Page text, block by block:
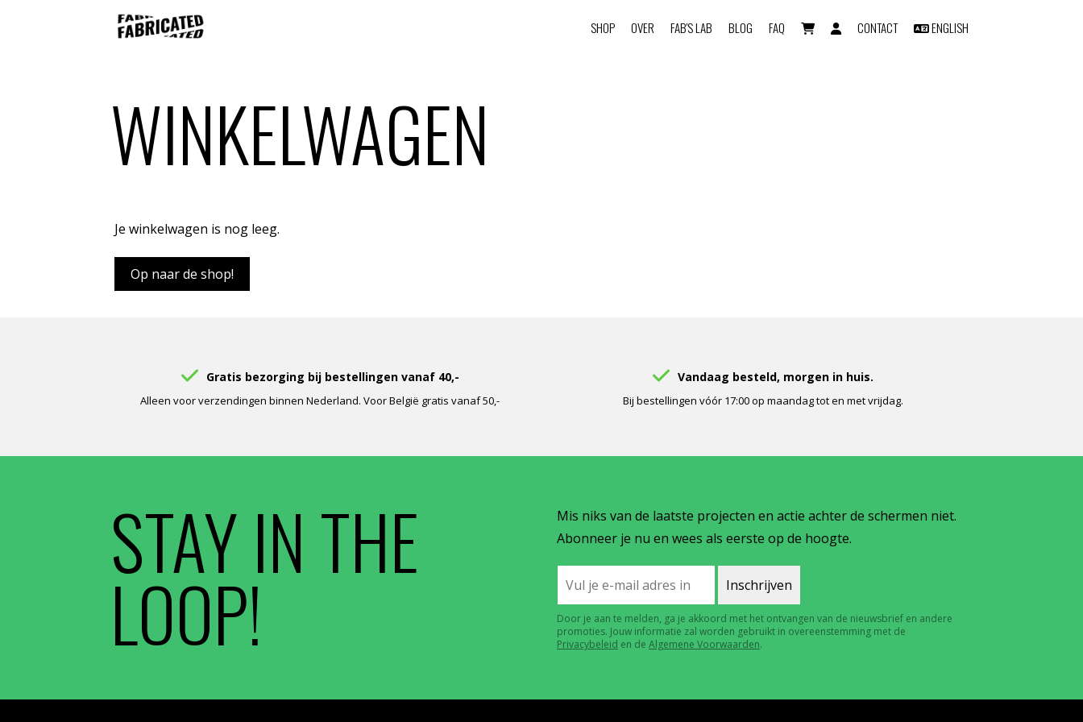
SHOP OVER FAB'S LAB BLOG FAQ CONTACT ENGLISH
WINKELWAGEN
Je winkelwagen is nog leeg.
Op naar de shop!
Gratis bezorging bij bestellingen vanaf 40,-
Alleen voor verzendingen binnen Nederland. Voor België gratis vanaf 50,-
Vandaag besteld, morgen in huis.
Bij bestellingen vóór 17:00 op maandag tot en met vrijdag.
STAY IN THE
LOOP!
Mis niks van de laatste projecten en actie achter de schermen niet.
Abonneer je nu en wees als eerste op de hoogte.
Door je aan te melden, ga je akkoord met het ontvangen van de nieuwsbrief en andere
promoties. Jouw informatie zal worden gebruikt in overeenstemming met de
Privacybeleid en de Algemene Voorwaarden.